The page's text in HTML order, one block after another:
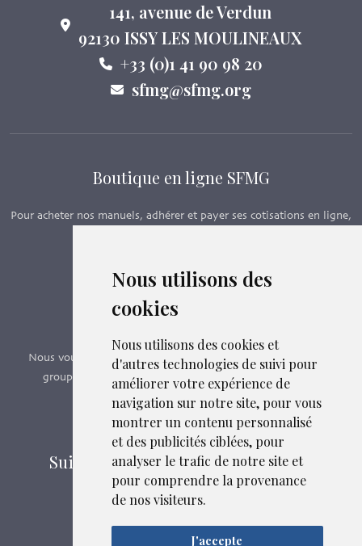
Nous utilisons des
cookies
Nous utilisons des cookies et
d'autres technologies de suivi pour
améliorer votre expérience de
navigation sur notre site, pour vous
montrer un contenu personnalisé
et des publicités ciblées, pour
analyser le trafic de notre site et
pour comprendre la provenance
de nos visiteurs.
J'accepte
Liens et fichiers associés
141, avenue de Verdun
92130 ISSY LES MOULINEAUX
+33 (0)1 41 90 98 20
sfmg@sfmg.org
Boutique en ligne SFMG
Pour acheter nos manuels, adhérer et payer ses cotisations en ligne,
Boutique en ligne
Formations SFMG
Nous vous proposons des formations e-learning, présentiels,
groupes de pairs - Certificat QUALIOPI n° 2020/89171.3
Découvrir nos formations
Suivez-nous sur les réseaux sociaux
Mentions légales